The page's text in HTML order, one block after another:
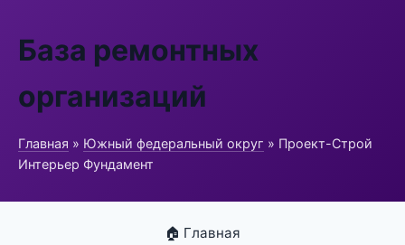
База ремонтных
организаций
Главная » Южный федеральный округ » Проект-Строй
Интерьер Фундамент
🏠 Главная